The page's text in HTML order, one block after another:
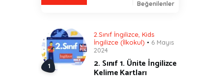
Beğenilenler
2.Sınıf İngilizce Kids
İngilizce (İlkokul)
6 Mayıs
2024
2. Sınıf 1. Ünite İngilizce
Kelime Kartları